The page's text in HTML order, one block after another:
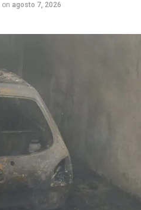
on agosto 7, 2026